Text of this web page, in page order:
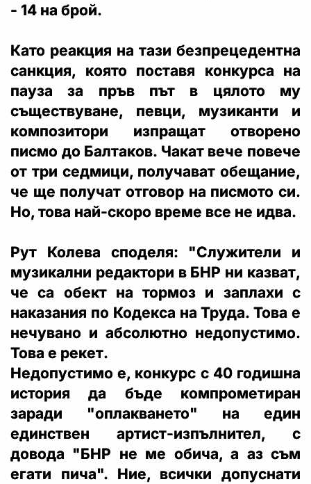
- 14 на брой.
Като реакция на тази безпрецедентна
санкция, която поставя конкурса на
пауза за пръв път в цялото му
съществуване, певци, музиканти и
композитори изпращат отворено
писмо до Балтаков. Чакат вече повече
от три седмици, получават обещание,
че ще получат отговор на писмото си.
Но, това най-скоро време все не идва.
Рут Колева споделя: "Служители и
музикални редактори в БНР ни казват,
че са обект на тормоз и заплахи с
наказания по Кодекса на Труда. Това е
нечувано и абсолютно недопустимо.
Това е рекет.
Недопустимо е, конкурс с 40 годишна
история да бъде компрометиран
заради "оплакването" на един
единствен артист-изпълнител, с
довода "БНР не ме обича, а аз съм
егати пича". Ние, всички допуснати